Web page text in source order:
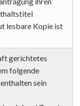
lesbare Kopie ist
gerichtetes
folgende
sein